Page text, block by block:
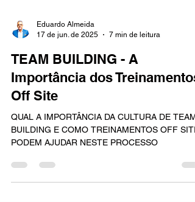
17 de jun. de 2025
7 min de leitura
TEAM BUILDING - A
Importância dos Treinamentos
Off Site
QUAL A IMPORTÂNCIA DA CULTURA DE TEAM
PODEM AJUDAR NESTE PROCESSO